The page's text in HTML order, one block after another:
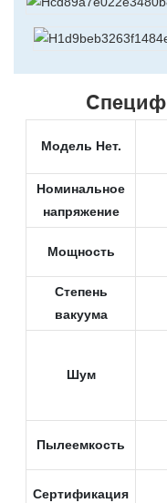
Модель Нет.
Номинальное
напряжение
Мощность
Степень
вакуума
Шум
Пылеемкость
Сертификация